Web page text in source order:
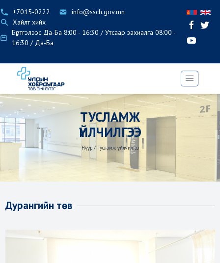
+7015-0222
info@ssch.gov.mn
Хайлт хийх
Бүртгэлээс Да-Ба 8:00 - 16:30 / Утсаар захиалга 08:00 -
16:30 / Да-Ба
ТУСЛАМЖ
ҮЙЛЧИЛГЭЭ
Нүүр / Тусламж үйлчилгээ
Дурангийн төв